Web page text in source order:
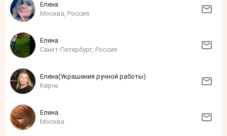
Елена
Москва, Россия
Елена
Санкт-Петербург, Россия
Елена(Украшения ручной работы)
Керчь
Елена.
Москва